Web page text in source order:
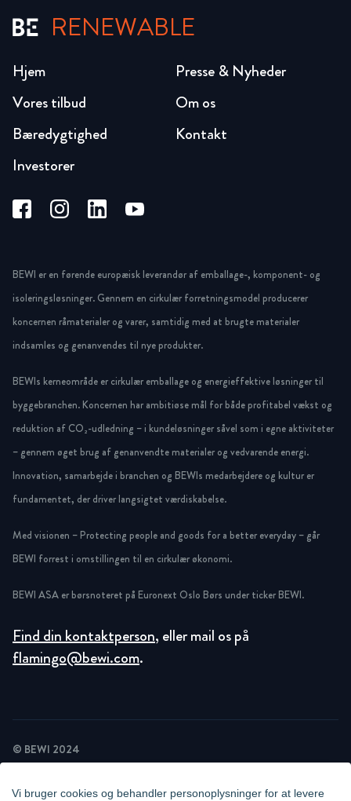
Vi bruger cookies og behandler personoplysninger for at levere
RENEWABLE
Hjem
Vores tilbud
Bæredygtighed
Investorer
Presse & Nyheder
Om os
Kontakt
BEWI er en førende europæisk leverandør af emballage-, komponent- og
isoleringsløsninger. Gennem en cirkulær forretningsmodel producerer
koncernen råmaterialer og varer, samtidig med at brugte materialer
indsamles og genanvendes til nye produkter.
BEWIs kerneområde er cirkulær emballage og energieffektive løsninger til
byggebranchen. Koncernen har ambitiøse mål for både profitabel vækst og
reduktion af CO₂-udledning – i kundeløsninger såvel som i egne aktiviteter
– gennem øget brug af genanvendte materialer og vedvarende energi.
Innovation, samarbejde i branchen og BEWIs medarbejdere og kultur er
fundamentet, der driver langsigtet værdiskabelse.
Med visionen – Protecting people and goods for a better everyday – går
BEWI forrest i omstillingen til en cirkulær økonomi.
BEWI ASA er børsnoteret på Euronext Oslo Børs under ticker BEWI.
Find din kontaktperson, eller mail os på
flamingo@bewi.com.
© BEWI 2024
COOKIE STATEMENT